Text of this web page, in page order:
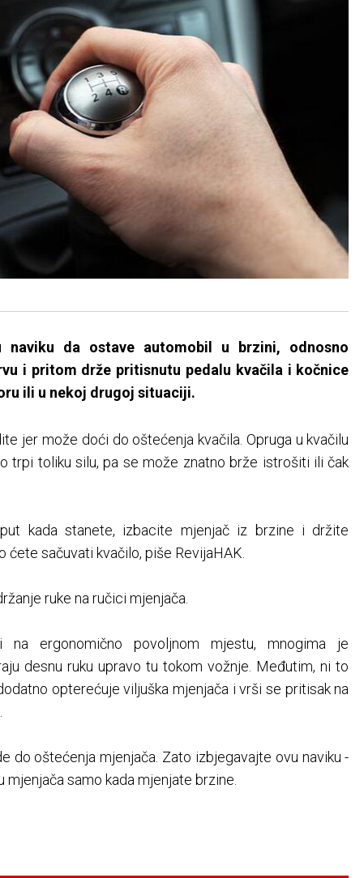
naviku da ostave automobil u brzini, odnosno
i pritom drže pritisnutu pedalu kvačila i kočnice
ili u nekoj drugoj situaciji.
jer može doći do oštećenja kvačila. Opruga u kvačilu
trpi toliku silu, pa se može znatno brže istrošiti ili čak
kada stanete, izbacite mjenjač iz brzine i držite
ćete sačuvati kvačilo, piše RevijaHAK.
ruke na ručici mjenjača.
na ergonomično povoljnom mjestu, mnogima je
desnu ruku upravo tu tokom vožnje. Međutim, ni to
opterećuje viljuška mjenjača i vrši se pritisak na
do oštećenja mjenjača. Zato izbjegavajte ovu naviku -
mjenjača samo kada mjenjate brzine.